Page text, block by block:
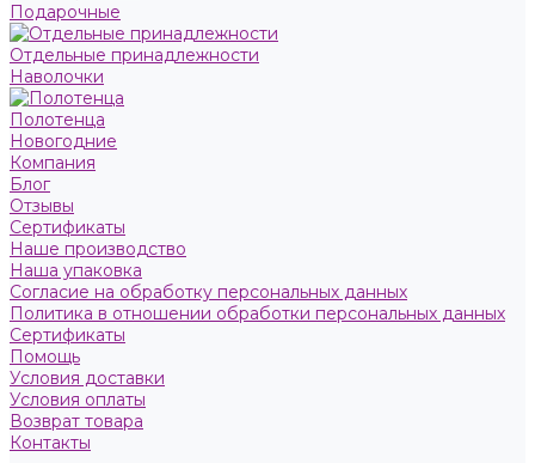
Подарочные
Отдельные принадлежности
Наволочки
Полотенца
Новогодние
Компания
Блог
Отзывы
Сертификаты
Наше производство
Наша упаковка
Согласие на обработку персональных данных
Политика в отношении обработки персональных данных
Сертификаты
Помощь
Условия доставки
Условия оплаты
Возврат товара
Контакты